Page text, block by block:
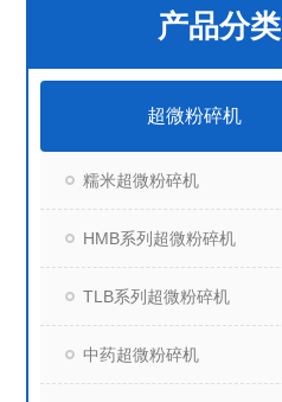
产品分类
超微粉碎机
糯米超微粉碎机
HMB系列超微粉碎机
TLB系列超微粉碎机
中药超微粉碎机